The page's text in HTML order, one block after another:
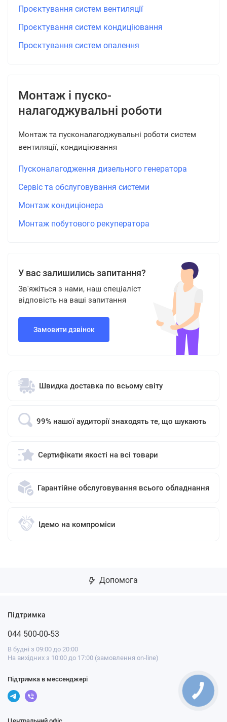
Проєктування систем вентиляції
Проєктування систем кондиціювання
Проєктування систем опалення
Монтаж і пуско-
налагоджувальні роботи
Монтаж та пусконалагоджувальні роботи систем
вентиляції, кондиціювання
Пусконалагодження дизельного генератора
Сервіс та обслуговування системи
Монтаж кондиціонера
Монтаж побутового рекуператора
У вас залишились запитання?
Зв'яжіться з нами, наш спеціаліст
відповість на ваші запитання
Замовити дзвінок
Швидка доставка по всьому світу
99% нашої аудиторії знаходять те, що шукають
Сертифікати якості на всі товари
Гарантійне обслуговування всього обладнання
Ідемо на компроміси
Допомога
Підтримка
044 500-00-53
В будні з 09:00 до 20:00
На вихідних з 10:00 до 17:00 (замовлення on-line)
Підтримка в мессенджері